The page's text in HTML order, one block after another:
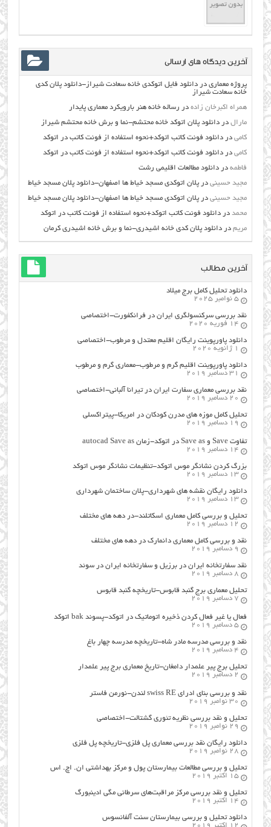
آخرین دیدگاه های ارسالی
پروژه معماری دردانلود فایل اتوکدی خانه سعادت شیراز-دانلود پلان کدی
خانه سعادت شیراز
همراه اکبرخان زاده در رساله خانه هنر بارویکرد معماری پایدار
مارال دردانلود پلان اتوکد خانه محتشم-نما و برش خانه محتشم شیراز
کامی دردانلود فونت کاتب اتوکد+نحوه استفاده از فونت کاتب در اتوکد
کامی دردانلود فونت کاتب اتوکد+نحوه استفاده از فونت کاتب در اتوکد
فاطمه دردانلود مطالعات اقليمي رشت
مجید حسینی درپلان اتوکدی مسجد خیاط ها اصفهان-دانلود پلان مسجد خیاط
مجید حسینی درپلان اتوکدی مسجد خیاط ها اصفهان-دانلود پلان مسجد خیاط
محمد دردانلود فونت کاتب اتوکد+نحوه استفاده از فونت کاتب در اتوکد
مریم دردانلود پلان کدی خانه اشیدری-نما و برش خانه اشیدری کرمان
آخرین مطالب
دانلود تحلیل کامل برج میلاد
5 نوامبر 2025
نقد بررسی سرکنسولگری ایران در فرانکفورت-اختصاصی
14 فوریه 2020
دانلود پاورپوینت رایگان اقلیم معتدل و مرطوب-اختصاصی
1 ژانویه 2020
دانلود پاورپوینت اقلیم گرم و مرطوب-معماری گرم و مرطوب
31 دسامبر 2019
نقد بررسی معماری سفارت ایران در تیرانا آلبانی-اختصاصی
20 دسامبر 2019
تحلیل کامل موزه های مدرن کودکان در امریکا-پیتراکسلی
19 دسامبر 2019
تفاوت Save و Save as در اتوکد-زمان autocad Save as
14 دسامبر 2019
بزرگ کردن نشانگر موس اتوکد-تنظیمات نشانگر موس اتوکد
13 دسامبر 2019
دانلود رایگان نقشه های شهرداری-پلان ساختمان شهرداری
13 دسامبر 2019
تحلیل و بررسی کامل معماری اسکاتلند-در دهه های مختلف
12 دسامبر 2019
نقد و بررسی کامل معماری دانمارک در دهه های مختلف
9 دسامبر 2019
نقد سفارتخانه ایران در برزیل و سفارتخانه ایران در سوئد
8 دسامبر 2019
تحلیل معماری برج گنبد قابوس-تاریخچه گنبد قابوس
7 دسامبر 2019
فعال یا غیر فعال کردن ذخیره اتوماتیک در اتوکد-پسوند bak اتوکد
5 دسامبر 2019
نقد و بررسی مدرسه مادر شاه-تاریخچه مدرسه چهار باغ
4 دسامبر 2019
تحلیل برج پیر علمدار دامغان-تاریخ معماری برج پیر علمدار
2 دسامبر 2019
نقد و بررسی بنای ادرای swiss RE لندن-نورمن فاستر
30 نوامبر 2019
تحلیل و نقد بررسی نظریه تئوری گشتالت-اختصاصی
29 نوامبر 2019
دانلود رایگان نقد بررسی معماری پل فلزی-تاریخچه پل فلزی
28 نوامبر 2019
تحلیل و بررسی مطالعات بیمارستان پول و مرکز بهداشتی ان. اچ. اس
15 اکتبر 2019
تحلیل و نقد بررسی مرکز مراقبت‌های سرطانی مگی ادینبورگ
14 اکتبر 2019
دانلود تحلیل و بررسی بیمارستان سنت آلفانسوس